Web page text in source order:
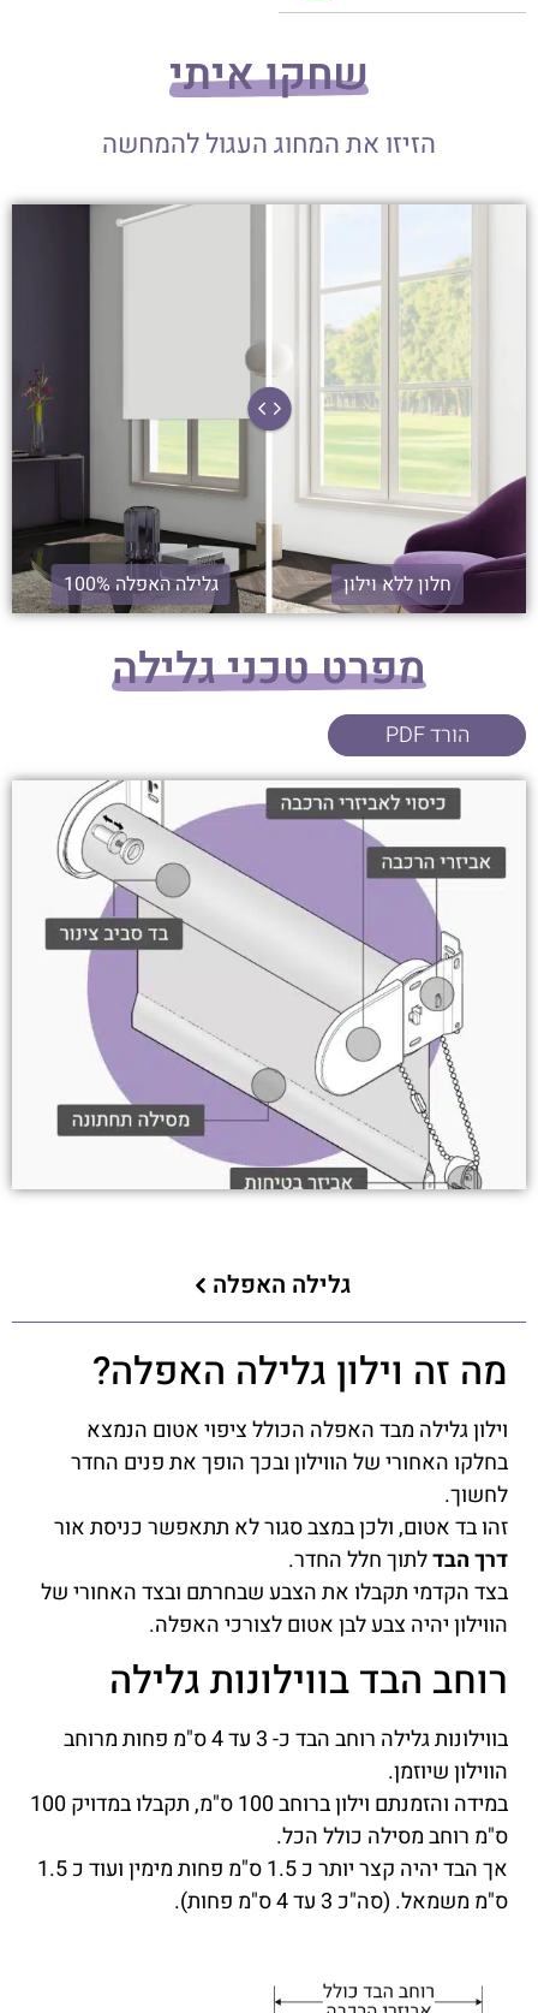
שחקו איתי
הזיזו את המחוג העגול להמחשה
גלילה האפלה 100% חלון ללא וילון
מפרט טכני גלילה
הורד PDF
גלילה האפלה
מה זה וילון גלילה האפלה?
וילון גלילה מבד האפלה הכולל ציפוי אטום הנמצא
בחלקו האחורי של הווילון ובכך הופך את פנים החדר
לחשוך.
זהו בד אטום, ולכן במצב סגור לא תתאפשר כניסת אור
דרך הבדלתוך חלל החדר.
בצד הקדמי תקבלו את הצבע שבחרתם ובצד האחורי של
הווילון יהיה צבע לבן אטום לצורכי האפלה.
רוחב הבד בווילונות גלילה
בווילונות גלילה רוחב הבד כ- 3 עד 4 ס"מ פחות מרוחב
הווילון שיוזמן.
במידה והזמנתם וילון ברוחב 100 ס"מ, תקבלו במדויק 100
ס"מ רוחב מסילה כולל הכל.
אך הבד יהיה קצר יותר כ 1.5 ס"מ פחות מימין ועוד כ 1.5
ס"מ משמאל. (סה"כ 3 עד 4 ס"מ פחות).